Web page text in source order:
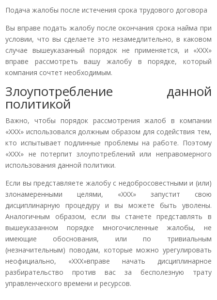
Подача жалобы после истечения срока трудового договора
Вы вправе подать жалобу после окончания срока найма при
условии, что вы сделаете это незамедлительно, в каковом
случае вышеуказанный порядок не применяется, и «ХХХ»
вправе рассмотреть вашу жалобу в порядке, который
компания сочтет необходимым.
Злоупотребление данной
политикой
Важно, чтобы порядок рассмотрения жалоб в компании
«ХХХ» использовался должным образом для содействия тем,
кто испытывает подлинные проблемы на работе. Поэтому
«ХХХ» не потерпит злоупотреблений или неправомерного
использования данной политики.
Если вы представляете жалобу с недобросовестными и (или)
злонамеренными целями, «ХХХ» запустит свою
дисциплинарную процедуру и вы можете быть уволены.
Аналогичным образом, если вы станете представлять в
вышеуказанном порядке многочисленные жалобы, не
имеющие обоснования, или по тривиальным
(незначительным) поводам, которые можно урегулировать
неофициально, «ХХХ»вправе начать дисциплинарное
разбирательство против вас за бесполезную трату
управленческого времени и ресурсов.